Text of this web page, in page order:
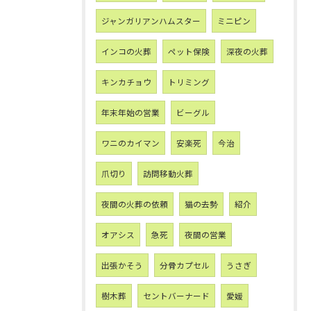
ジャンガリアンハムスター ミニピン
インコの火葬 ペット保険 深夜の火葬
キンカチョウ トリミング
年末年始の営業 ビーグル
ワニのカイマン 安楽死 今治
爪切り 訪問移動火葬
夜間の火葬の依頼 猫の去勢 紹介
オアシス 急死 夜間の営業
出張かそう 分骨カプセル うさぎ
樹木葬 セントバーナード 愛媛